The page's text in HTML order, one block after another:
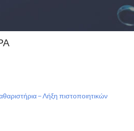
– Λήξη πιστοποιητικών